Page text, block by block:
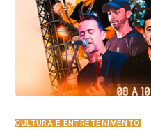
CULTURA E ENTRETENIMENTO